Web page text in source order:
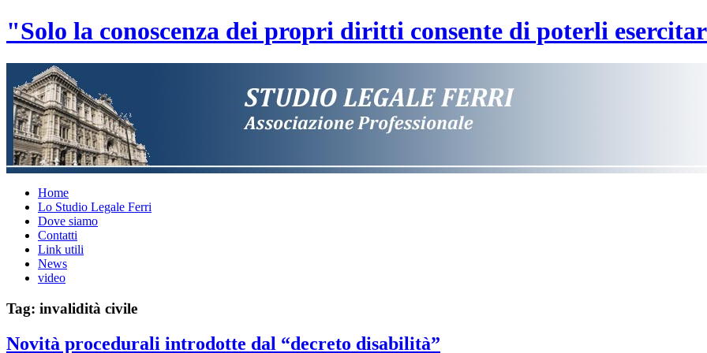
"Solo la conoscenza dei propri diritti consente di poterli
Home
Lo Studio Legale Ferri
Dove siamo
Contatti
Link utili
News
video
Tag: invalidità civile
Novità procedurali introdotte dal “decreto disabilità”